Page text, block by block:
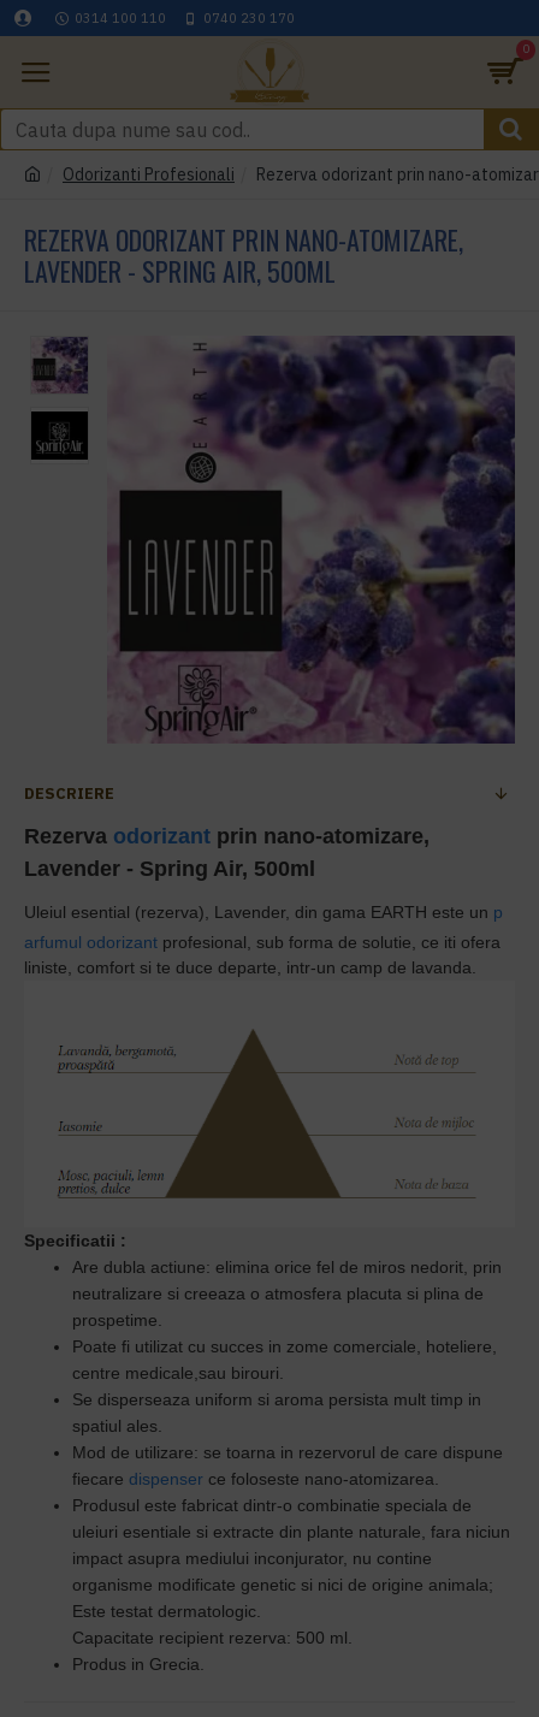
0314 100 110 0740 230 170
0
Odorizanti Profesionali Rezerva odorizant prin nano-
REZERVA ODORIZANT PRIN NANO-ATOMIZARE,
LAVENDER - SPRING AIR, 500ML
DESCRIERE
Rezerva odorizant prin nano-atomizare,
Lavender - Spring Air, 500ml
Uleiul esential (rezerva), Lavender, din gama EARTH este un p
arfumul odorizant profesional, sub forma de solutie, ce iti ofera
liniste, comfort si te duce departe, intr-un camp de lavanda.
Specificatii :
Are dubla actiune: elimina orice fel de miros nedorit, prin
neutralizare si creeaza o atmosfera placuta si plina de
prospetime.
Poate fi utilizat cu succes in zome comerciale, hoteliere,
centre medicale,sau birouri.
Se disperseaza uniform si aroma persista mult timp in
spatiul ales.
Mod de utilizare: se toarna in rezervorul de care dispune
fiecare dispenser ce foloseste nano-atomizarea.
Produsul este fabricat dintr-o combinatie speciala de
uleiuri esentiale si extracte din plante naturale, fara niciun
impact asupra mediului inconjurator, nu contine
organisme modificate genetic si nici de origine animala;
Este testat dermatologic.
Capacitate recipient rezerva: 500 ml.
Produs in Grecia.